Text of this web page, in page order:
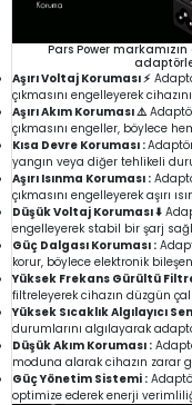
Pars Power
Aşırı Voltaj Koruması ⚡
çıkmasını engelleyerek
Aşırı Akım Koruması ⚠️
çıkmasını engeller, böylece
Kısa Devre Koruması :
yangın veya diğer tehlikeli
Aşırı Isınma Koruması :
çıkmasını engelleyerek aşırı
Düşük Voltaj Koruması ⬇️
engelleyerek stabil bir şarj
Güç Dalgası Koruması :
korur, böylece elektronik
Yüksek Frekans Gürültü
filtreleyerek cihazın düzgün
Yüksek Sıcaklık Algılayıcı
durumlarını algılayarak
Düşük Akım Koruması :
moduna alarak cihazın zarar
Güç Yönetim Sistemi :
optimize ederek enerji